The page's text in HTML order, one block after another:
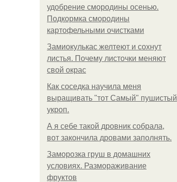
удобрение смородины осенью.
Подкормка смородины
картофельными очистками
Замиокулькас желтеют и сохнут
листья. Почему листочки меняют
свой окрас
Как соседка научила меня
выращивать "тот Самый" пушистый
укроп.
А я себе такой дровник собрала,
вот закончила дровами заполнять.
Заморозка груш в домашних
условиях. Размораживание
фруктов